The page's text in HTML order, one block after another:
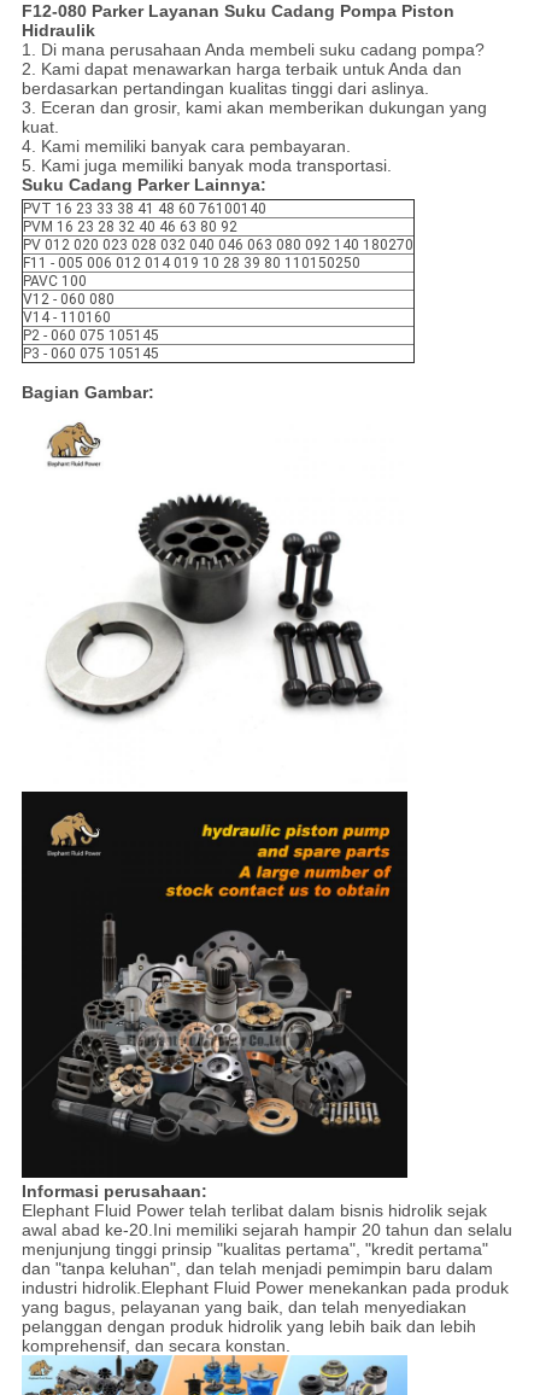
F12-080 Parker Layanan Suku Cadang Pompa Piston
Hidraulik
1. Di mana perusahaan Anda membeli suku cadang pompa?
2. Kami dapat menawarkan harga terbaik untuk Anda dan
berdasarkan pertandingan kualitas tinggi dari aslinya.
3. Eceran dan grosir, kami akan memberikan dukungan yang
kuat.
4. Kami memiliki banyak cara pembayaran.
5. Kami juga memiliki banyak moda transportasi.
Suku Cadang Parker Lainnya:
PVT 16 23 33 38 41 48 60 76100140
PVM 16 23 28 32 40 46 63 80 92
PV 012 020 023 028 032 040 046 063 080 092 140 180270
F11 - 005 006 012 014 019 10 28 39 80 110150250
PAVC 100
V12 - 060 080
V14 - 110160
P2 - 060 075 105145
P3 - 060 075 105145
Bagian Gambar:
Informasi perusahaan:
Elephant Fluid Power telah terlibat dalam bisnis hidrolik sejak
awal abad ke-20.Ini memiliki sejarah hampir 20 tahun dan selalu
menjunjung tinggi prinsip "kualitas pertama", "kredit pertama"
dan "tanpa keluhan", dan telah menjadi pemimpin baru dalam
industri hidrolik.Elephant Fluid Power menekankan pada produk
yang bagus, pelayanan yang baik, dan telah menyediakan
pelanggan dengan produk hidrolik yang lebih baik dan lebih
komprehensif, dan secara konstan.